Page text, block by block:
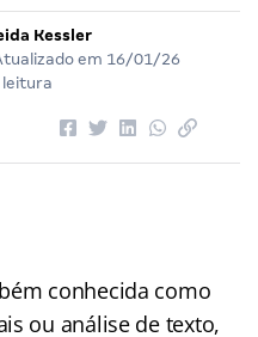
Kessler
em 16/01/26
leitura
conhecida como
ou análise de texto,